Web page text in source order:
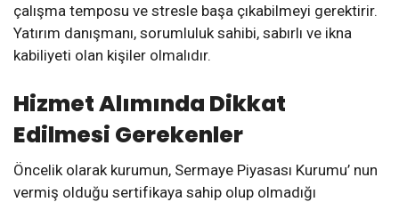
çalışma temposu ve stresle başa çıkabilmeyi gerektirir.
Yatırım danışmanı, sorumluluk sahibi, sabırlı ve ikna
kabiliyeti olan kişiler olmalıdır.
Hizmet Alımında Dikkat
Edilmesi Gerekenler
Öncelik olarak kurumun, Sermaye Piyasası Kurumu’ nun
vermiş olduğu sertifikaya sahip olup olmadığı